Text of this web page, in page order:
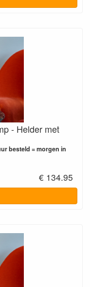
- Helder met
besteld = morgen in
€ 134.95